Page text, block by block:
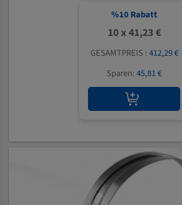
%10 Rabatt
10 x 41,23 €
GESAMTPREIS :412,29 €
Sparen:45,81 €